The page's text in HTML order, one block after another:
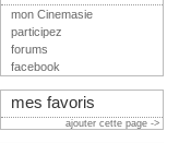
mon Cinemasie
participez
forums
facebook
mes favoris
ajouter cette page ->